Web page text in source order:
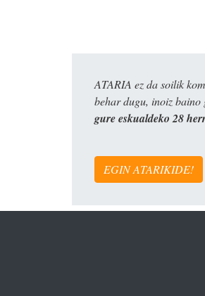
ATARIA ez da soilik
behar dugu, inoiz baino
gure eskualdeko 28
EGIN ATARIKIDE!